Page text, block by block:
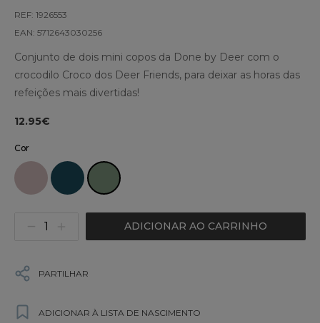
REF: 1926553
EAN: 5712643030256
Conjunto de dois mini copos da Done by Deer com o
crocodilo Croco dos Deer Friends, para deixar as horas das
refeições mais divertidas!
12.95€
Cor
ADICIONAR AO CARRINHO
PARTILHAR
ADICIONAR À LISTA DE NASCIMENTO